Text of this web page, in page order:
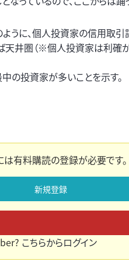
うに、個人投資家の信用取
井圏（※個人投資家は利確
の投資家が多いことを示す。
は有料購読の登録が必要です。
新規登録
こちらからログイン